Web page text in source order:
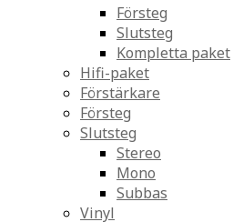
Försteg
Slutsteg
Kompletta paket
Hifi-paket
Förstärkare
Försteg
Slutsteg
Stereo
Mono
Subbas
Vinyl